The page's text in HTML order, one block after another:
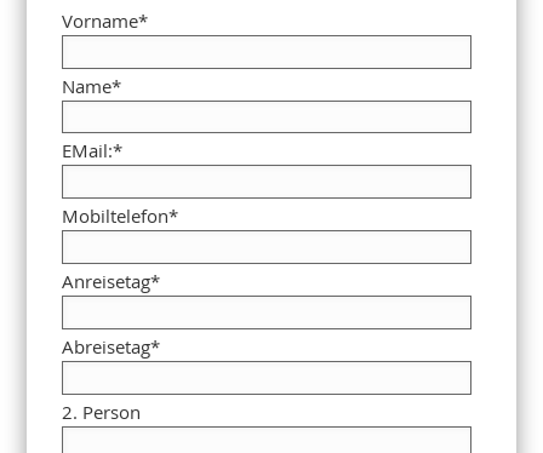
Vorname*
Name*
EMail:*
Mobiltelefon*
Anreisetag*
Abreisetag*
2. Person